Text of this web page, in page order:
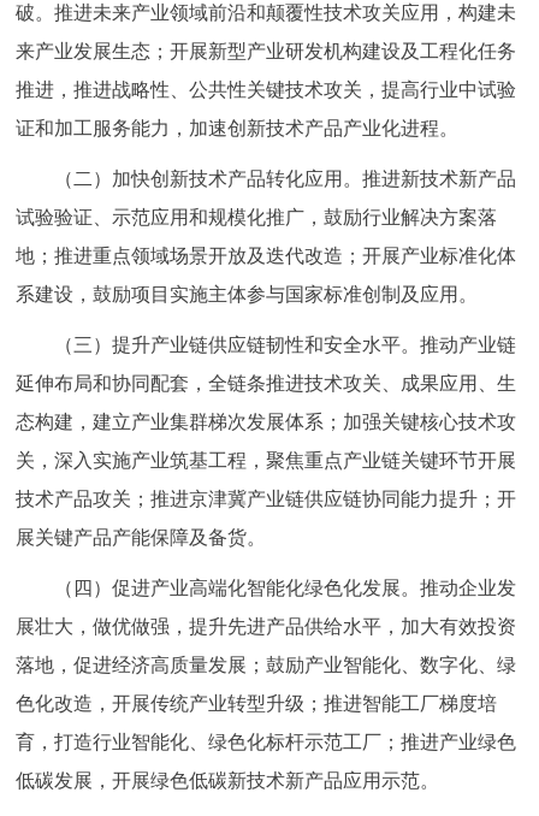
破。推进未来产业领域前沿和颠覆性技术攻关应用，构建未
来产业发展生态；开展新型产业研发机构建设及工程化任务
推进，推进战略性、公共性关键技术攻关，提高行业中试验
证和加工服务能力，加速创新技术产品产业化进程。
（二）加快创新技术产品转化应用。推进新技术新产品
试验验证、示范应用和规模化推广，鼓励行业解决方案落
地；推进重点领域场景开放及迭代改造；开展产业标准化体
系建设，鼓励项目实施主体参与国家标准创制及应用。
（三）提升产业链供应链韧性和安全水平。推动产业链
延伸布局和协同配套，全链条推进技术攻关、成果应用、生
态构建，建立产业集群梯次发展体系；加强关键核心技术攻
关，深入实施产业筑基工程，聚焦重点产业链关键环节开展
技术产品攻关；推进京津冀产业链供应链协同能力提升；开
展关键产品产能保障及备货。
（四）促进产业高端化智能化绿色化发展。推动企业发
展壮大，做优做强，提升先进产品供给水平，加大有效投资
落地，促进经济高质量发展；鼓励产业智能化、数字化、绿
色化改造，开展传统产业转型升级；推进智能工厂梯度培
育，打造行业智能化、绿色化标杆示范工厂；推进产业绿色
低碳发展，开展绿色低碳新技术新产品应用示范。